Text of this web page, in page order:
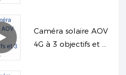
Caméra solaire AOV
4G à 3 objectifs et 3